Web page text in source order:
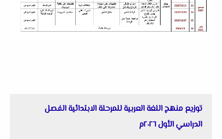
توزيع منهج اللغة العربية للمرحلة الابتدائية الفصل
الدراسي الأول ٢٠٢٦م